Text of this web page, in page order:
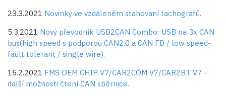
23.3.2021 Novinky ve vzdáleném stahovaní tachografů.
5.3.2021 Nový převodník USB2CAN Combo: USB na 3x CAN
bus(high speed s podporou CAN2.0 a CAN FD / low speed-
fault tolerant / single wire).
15.2.2021 FMS OEM CHIP V7/CAR2COM V7/CAR2BT V7 -
další možnosti čtení CAN sběrnice.